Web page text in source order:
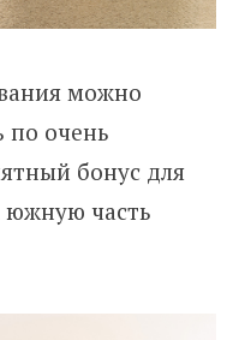
можно
по очень
бонус для
южную часть